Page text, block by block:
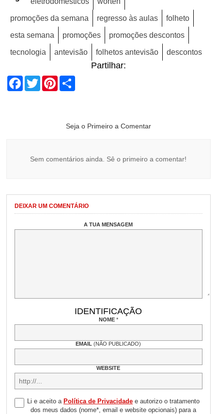
promoções da semana regresso às aulas folheto
esta semana promoções promoções descontos
tecnologia antevisão folhetos antevisão descontos
Partilhar:
Facebook
TwitterPinterest
Seja o Primeiro a Comentar
Sem comentários ainda. Sê o primeiro a comentar!
DEIXAR UM COMENTÁRIO
A TUA MENSAGEM
IDENTIFICAÇÃO
NOME *
EMAIL(NÃO PUBLICADO)
WEBSITE
Li e aceito a Política de Privacidadee autorizo o tratamento
dos meus dados (nome*, email e website opcionais) para a